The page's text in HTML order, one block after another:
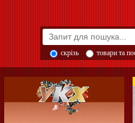
скрізь товари та